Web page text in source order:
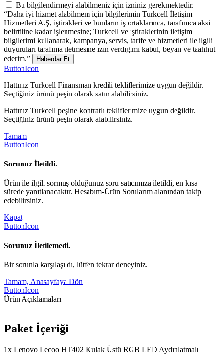
Bu bilgilendirmeyi alabilmeniz için izniniz gerekmektedir.
“Daha iyi hizmet alabilmem için bilgilerimin Turkcell İletişim
Hizmetleri A.Ş, iştirakleri ve bunların iş ortaklarınca, tarafımca aksi
belirtiline kadar işlenmesine; Turkcell ve iştiraklerinin iletişim
bilgilerimi kullanarak, kampanya, servis, tarife ve hizmetleri ile ilgili
duyuruları tarafıma iletmesine izin verdiğimi kabul, beyan ve taahhüt
ederim.”
Haberdar Et
ButtonIcon
Hattınız Turkcell Finansman kredili tekliflerimize uygun değildir.
Seçtiğiniz ürünü peşin olarak satın alabilirsiniz.
Hattınız Turkcell peşine kontratlı tekliflerimize uygun değildir.
Seçtiğiniz ürünü peşin olarak alabilirsiniz.
Tamam
ButtonIcon
Sorunuz İletildi.
Ürün ile ilgili sormuş olduğunuz soru satıcımıza iletildi, en kısa
sürede yanıtlanacaktır. Hesabım-Ürün Sorularım alanından takip
edebilirsiniz.
Kapat
ButtonIcon
Sorunuz İletilemedi.
Bir sorunla karşılaşıldı, lütfen tekrar deneyiniz.
Tamam, Anasayfaya Dön
ButtonIcon
Ürün Açıklamaları
Paket İçeriği
1x Lenovo Lecoo HT402 Kulak Üstü RGB LED Aydınlatmalı